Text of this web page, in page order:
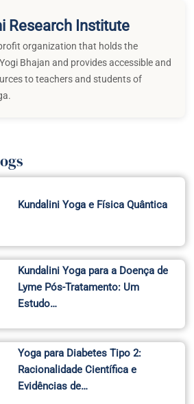
Research Institute
organization that holds the
Bhajan and provides accessible and
to teachers and students of
Kundalini Yoga e Física Quântica
Kundalini Yoga para a Doença de
Lyme Pós-Tratamento: Um
Estudo…
Yoga para Diabetes Tipo 2:
Racionalidade Científica e
Evidências de…